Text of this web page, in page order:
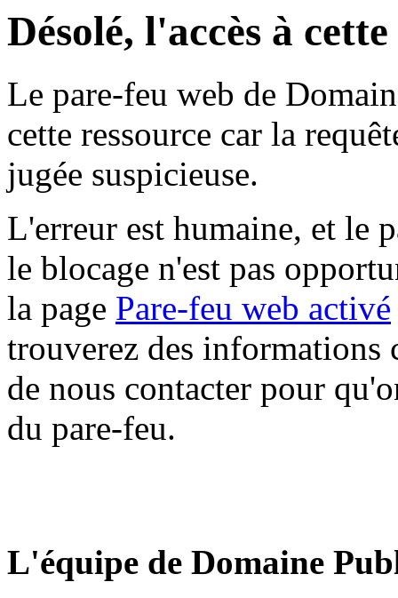
Désolé, l'accès à
Le pare-feu web de
cette ressource car la
jugée suspicieuse.
L'erreur est humaine, et le
le blocage n'est pas
la page Pare-feu web activé
trouverez des informations
de nous contacter pour
du pare-feu.
L'équipe de Domaine